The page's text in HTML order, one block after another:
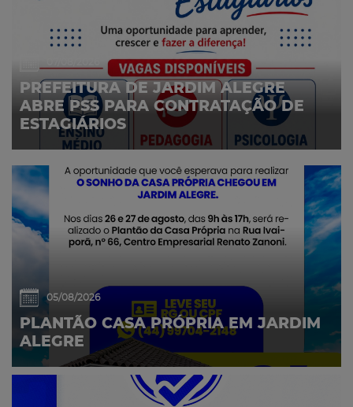
PREFEITURA DE JARDIM ALEGRE
ABRE PSS PARA CONTRATAÇÃO DE
ESTAGIÁRIOS
05/08/2026
PLANTÃO CASA PRÓPRIA EM JARDIM
ALEGRE